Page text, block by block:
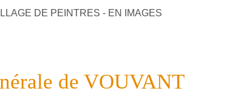
de VOUVANT